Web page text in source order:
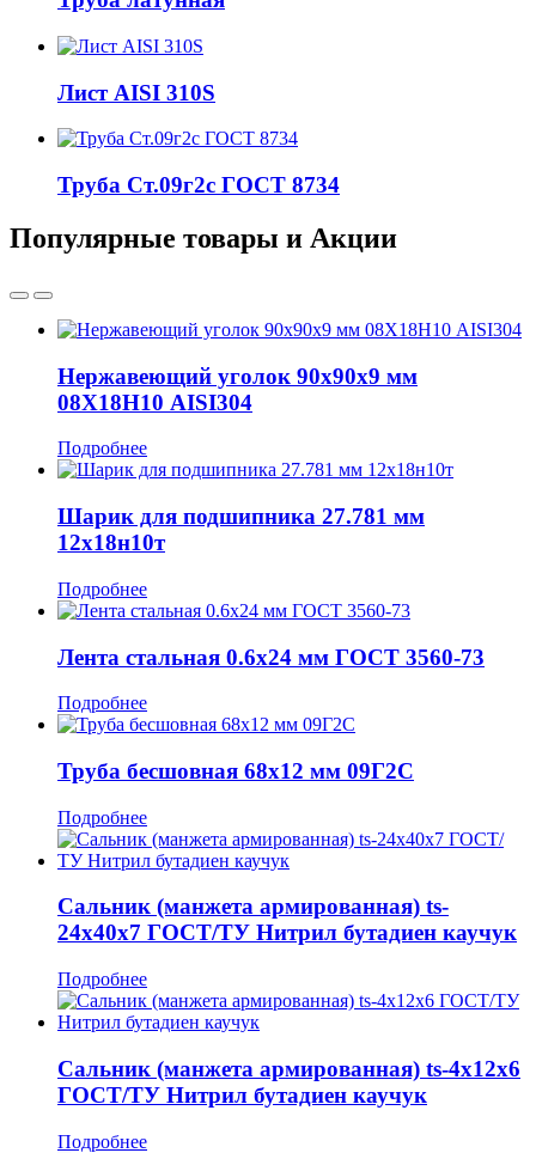
Лист AISI 310S
Труба Ст.09г2с ГОСТ 8734
Популярные товары и Акции
Нержавеющий уголок 90x90x9 мм
08Х18Н10 AISI304
Подробнее
Шарик для подшипника 27.781 мм
12х18н10т
Подробнее
Лента стальная 0.6x24 мм ГОСТ 3560-73
Подробнее
Труба бесшовная 68x12 мм 09Г2С
Подробнее
Сальник (манжета армированная) ts-
24x40x7 ГОСТ/ТУ Нитрил бутадиен каучук
Подробнее
Сальник (манжета армированная) ts-4x12x6
ГОСТ/ТУ Нитрил бутадиен каучук
Подробнее